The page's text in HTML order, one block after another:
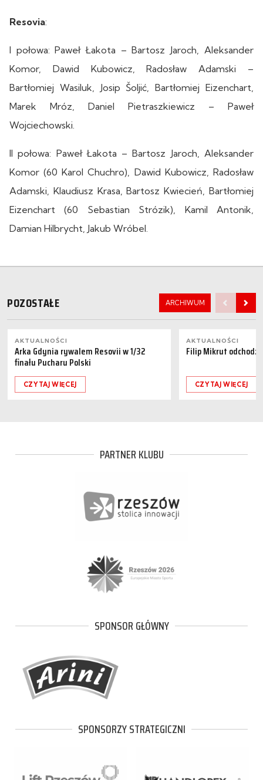
Resovia:
I połowa: Paweł Łakota – Bartosz Jaroch, Aleksander
Komor, Dawid Kubowicz, Radosław Adamski –
Bartłomiej Wasiluk, Josip Šoljić, Bartłomiej Eizenchart,
Marek Mróz, Daniel Pietraszkiewicz – Paweł
Wojciechowski.
II połowa: Paweł Łakota – Bartosz Jaroch, Aleksander
Komor (60 Karol Chuchro), Dawid Kubowicz, Radosław
Adamski, Klaudiusz Krasa, Bartosz Kwiecień, Bartłomiej
Eizenchart (60 Sebastian Strózik), Kamil Antonik,
Damian Hilbrycht, Jakub Wróbel.
POZOSTAŁE ARCHIWUM
AKTUALNOŚCI
Arka Gdynia rywalem Resovii w 1/32
finału Pucharu Polski
CZYTAJ WIĘCEJ
AKTUALNOŚCI
Filip Mikrut
CZYTAJ WIĘCEJ
PARTNER KLUBU
SPONSOR GŁÓWNY
SPONSORZY STRATEGICZNI